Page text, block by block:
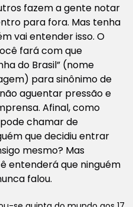
fazem a gente notar
para fora. Mas tenha
vai entender isso. O
fará com que
do Brasil” (nome
para sinônimo de
aguentar pressão e
Afinal, como
chamar de
que decidiu entrar
mesmo? Mas
entenderá que ninguém
falou.